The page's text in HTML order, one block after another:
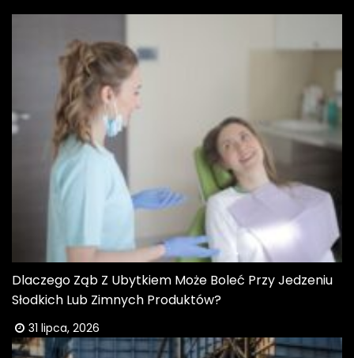
Dlaczego Ząb Z Ubytkiem Może Boleć Przy Jedzeniu
Słodkich Lub Zimnych Produktów?
31 lipca, 2026